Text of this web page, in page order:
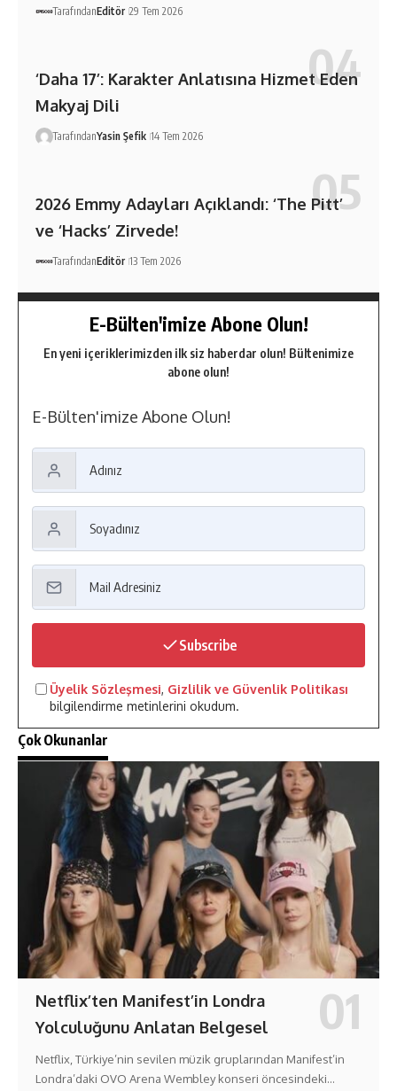
TarafındanEditör 29 Tem 2026
‘Daha 17’: Karakter Anlatısına Hizmet Eden
Makyaj Dili
TarafındanYasin Şefik 14 Tem 2026
2026 Emmy Adayları Açıklandı: ‘The Pitt’
ve ‘Hacks’ Zirvede!
TarafındanEditör 13 Tem 2026
E-Bülten'imize Abone Olun!
En yeni içeriklerimizden ilk siz haberdar olun! Bültenimize
abone olun!
E-Bülten'imize Abone Olun!
Subscribe
Üyelik Sözleşmesi, Gizlilik ve Güvenlik Politikası
bilgilendirme metinlerini okudum.
Çok Okunanlar
Netflix’ten Manifest’in Londra
Yolculuğunu Anlatan Belgesel
Netflix, Türkiye’nin sevilen müzik gruplarından Manifest’in
Londra’daki OVO Arena Wembley konseri öncesindeki…